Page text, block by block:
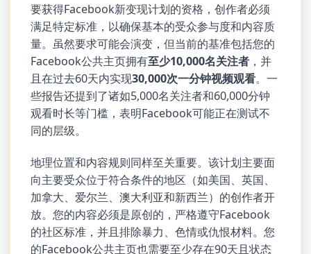
要获得Facebook新变现计划的资格，创作者必须
满足特定标准，以确保基本的受众参与度和内容质
量。虽然要求可能会演变，但当前的基准包括您的
Facebook公共主页拥有至少10,000名关注者 ，并
且在过去60天内实现30,000次一分钟视频观看。一
些报告还提到了诸如5,000名关注者和60,000分钟
观看时长等门槛，表明Facebook可能正在测试不
同的层级。
地理位置和内容规则同样至关重要。该计划主要面
向主要受众位于符合条件的地区（如美国、英国、
加拿大、爱尔兰、澳大利亚和新西兰）的创作者开
放。您的内容必须是原创的，严格遵守Facebook
的社区标准，并且排除暴力、色情或仇恨材料。您
的Facebook公共主页也需要至少存在90天且状态